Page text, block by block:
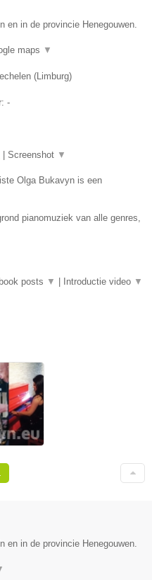
en in de provincie Henegouwen.
maps ▼
(Limburg)
-
Screenshot ▼
Olga Bukavyn is een
pianomuziek van alle genres,
posts ▼ Introductie video ▼
en in de provincie Henegouwen.